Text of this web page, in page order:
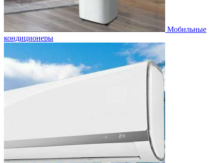
Мобильные
кондиционеры